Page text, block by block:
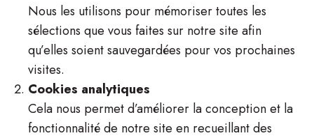
Nous les utilisons pour mémoriser toutes les
sélections que vous faites sur notre site afin
qu’elles soient sauvegardées pour vos prochaines
visites.
Cookies analytiques
Cela nous permet d’améliorer la conception et la
fonctionnalité de notre site en recueillant des